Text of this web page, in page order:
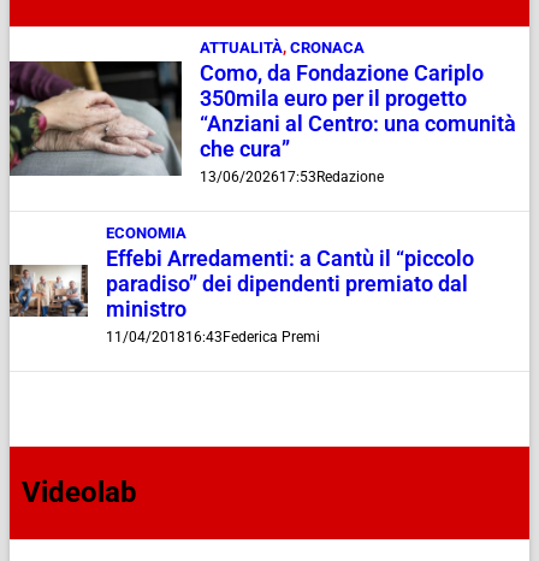
ATTUALITÀ, CRONACA
Como, da Fondazione Cariplo
350mila euro per il progetto
“Anziani al Centro: una comunità
che cura”
13/06/202617:53Redazione
ECONOMIA
Effebi Arredamenti: a Cantù il “piccolo
paradiso” dei dipendenti premiato dal
ministro
11/04/201816:43Federica Premi
Videolab